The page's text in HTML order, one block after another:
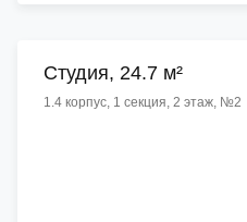
Cтудия, 24.7 м²
1.4 корпус, 1 секция, 2 этаж, №2